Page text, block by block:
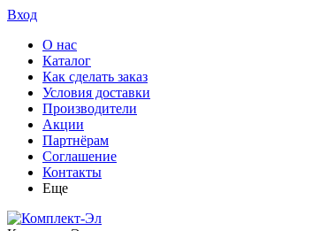
Вход
О нас
Каталог
Как сделать заказ
Условия доставки
Производители
Акции
Партнёрам
Соглашение
Контакты
Еще